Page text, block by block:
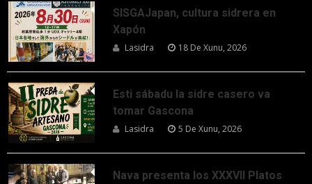
SISGAJapan, cultura sidrera en
Xapón
Lasidra 18 De Xunu, 2026
Esti sábadu la sidre casero va
tomar Gascona
Lasidra 5 De Xunu, 2026
Nava presenta los XXXVII Platos